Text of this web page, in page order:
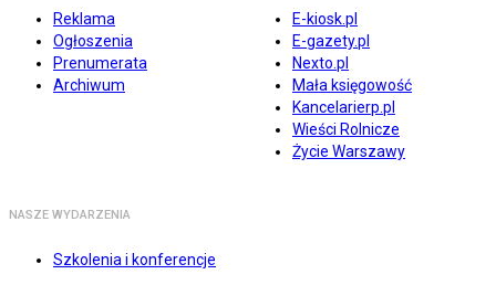
Reklama
Ogłoszenia
Prenumerata
Archiwum
E-kiosk.pl
E-gazety.pl
Nexto.pl
Mała księgowość
Kancelarierp.pl
Wieści Rolnicze
Życie Warszawy
NASZE WYDARZENIA
Szkolenia i konferencje